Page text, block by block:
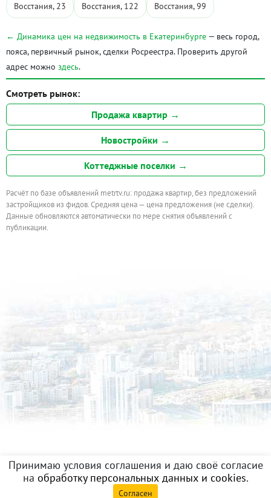
Восстания, 23 Восстания, 122 Восстания, 99
← Динамика цен на недвижимость в Екатеринбурге — весь город,
пояса, первичный рынок, сделки Росреестра. Проверить другой
адрес можно здесь.
Смотреть рынок:
Продажа квартир →
Новостройки →
Коттеджные поселки →
Расчёт по базе объявлений metrtv.ru: продажа квартир, без предложений
застройщиков из фидов. Средняя цена — цена предложения (не сделки).
Данные обновляются автоматически по мере снятия объявлений с
публикации.
Принимаю условия соглашения и даю своё согласие
на обработку персональных данных и cookies.
Согласен